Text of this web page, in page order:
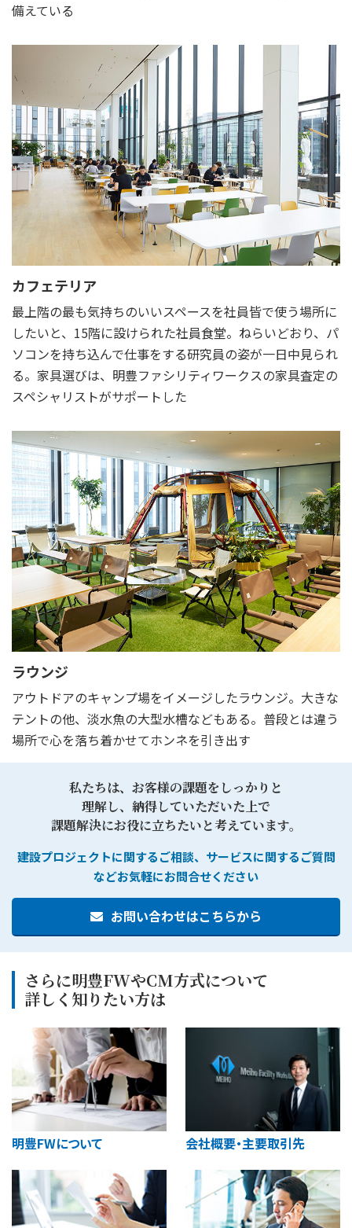
備えている
カフェテリア
最上階の最も気持ちのいいスペースを社員皆で使う場所に
したいと、15階に設けられた社員食堂。ねらいどおり、パ
ソコンを持ち込んで仕事をする研究員の姿が一日中見られ
る。家具選びは、明豊ファシリティワークスの家具査定の
スペシャリストがサポートした
ラウンジ
アウトドアのキャンプ場をイメージしたラウンジ。大きな
テントの他、淡水魚の大型水槽などもある。普段とは違う
場所で心を落ち着かせてホンネを引き出す
私たちは、お客様の課題をしっかりと
理解し、納得していただいた上で
課題解決にお役に立ちたいと考えています。
建設プロジェクトに関するご相談、サービスに関するご質問
などお気軽にお問合せください
お問い合わせはこちらから
さらに明豊FWやCM方式について
詳しく知りたい方は
明豊FWについて 会社概要・主要取引先